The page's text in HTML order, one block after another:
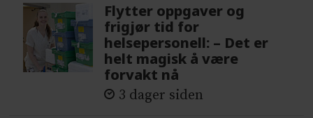
Flytter oppgaver og
frigjør tid for
helsepersonell: – Det er
helt magisk å være
forvakt nå
3 dager siden